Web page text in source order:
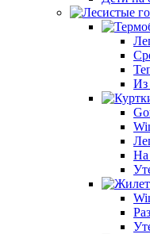
Из
На